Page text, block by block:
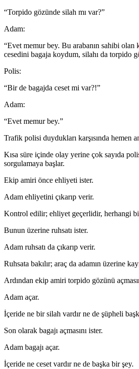
“Torpido gözünde silah mı var?”
Adam:
“Evet memur bey. Bu arabanın sahibi olan
cesedini bagaja koydum, silahı da torpido
Polis:
“Bir de bagajda ceset mi var?!”
Adam:
“Evet memur bey.”
Trafik polisi duydukları karşısında hemen
Kısa süre içinde olay yerine çok sayıda
sorgulamaya başlar.
Ekip amiri önce ehliyeti ister.
Adam ehliyetini çıkarıp verir.
Kontrol edilir; ehliyet geçerlidir, herhangi
Bunun üzerine ruhsatı ister.
Adam ruhsatı da çıkarıp verir.
Ruhsata bakılır; araç da adamın üzerine
Ardından ekip amiri torpido gözünü
Adam açar.
İçeride ne bir silah vardır ne de şüpheli
Son olarak bagajı açmasını ister.
Adam bagajı açar.
İçeride ne ceset vardır ne de başka bir şey.